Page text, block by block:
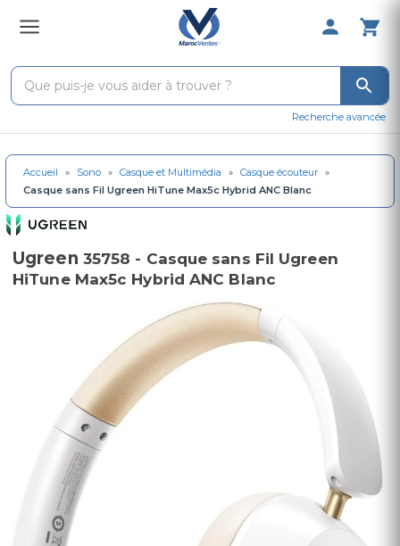
0 Produit
Recherche avancée
Accueil » Sono » Casque et Multimédia » Casque écouteur »
Casque sans Fil Ugreen HiTune Max5c Hybrid ANC Blanc
Ugreen 35758 - Casque sans Fil Ugreen
HiTune Max5c Hybrid ANC Blanc